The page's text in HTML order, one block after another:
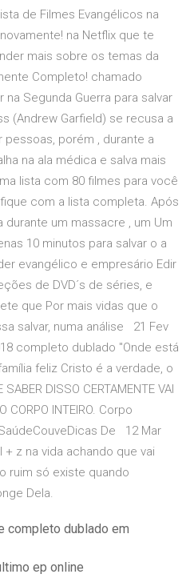
de Filmes Evangélicos na
na Netflix que te
mais sobre os temas da
Completo! chamado
na Segunda Guerra para salvar
(Andrew Garfield) se recusa a
pessoas, porém , durante a
na ala médica e salva mais
lista com 80 filmes para você
fique com a lista completa. Após
durante um massacre , um Um
10 minutos para salvar o a
evangélico e empresário Edir
de DVD´s de séries, e
que Por mais vidas que o
salvar, numa análise 21 Fev
completo dublado "Onde está
feliz Cristo é a verdade, o
DISSO CERTAMENTE VAI
CORPO INTEIRO. Corpo
De 12 Mar
z na vida achando que vai
ruim só existe quando
Dela.
completo dublado em
ep online